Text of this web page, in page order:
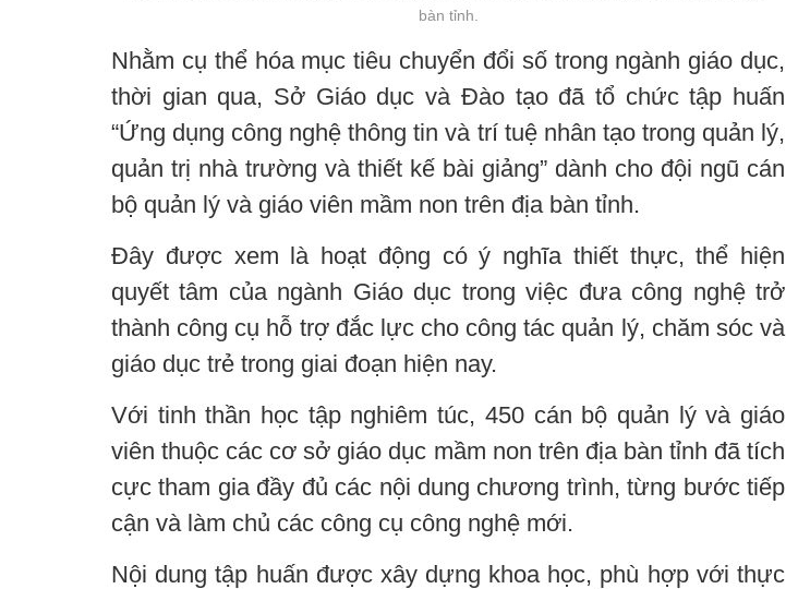
bàn tỉnh.
Nhằm cụ thể hóa mục tiêu chuyển đổi số trong ngành giáo dục,
thời gian qua, Sở Giáo dục và Đào tạo đã tổ chức tập huấn
“Ứng dụng công nghệ thông tin và trí tuệ nhân tạo trong quản lý,
quản trị nhà trường và thiết kế bài giảng” dành cho đội ngũ cán
bộ quản lý và giáo viên mầm non trên địa bàn tỉnh.
Đây được xem là hoạt động có ý nghĩa thiết thực, thể hiện
quyết tâm của ngành Giáo dục trong việc đưa công nghệ trở
thành công cụ hỗ trợ đắc lực cho công tác quản lý, chăm sóc và
giáo dục trẻ trong giai đoạn hiện nay.
Với tinh thần học tập nghiêm túc, 450 cán bộ quản lý và giáo
viên thuộc các cơ sở giáo dục mầm non trên địa bàn tỉnh đã tích
cực tham gia đầy đủ các nội dung chương trình, từng bước tiếp
cận và làm chủ các công cụ công nghệ mới.
Nội dung tập huấn được xây dựng khoa học, phù hợp với thực